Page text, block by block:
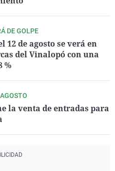
DE GOLPE
12 de agosto se verá en
del Vinalopó con una
%
la venta de entradas para